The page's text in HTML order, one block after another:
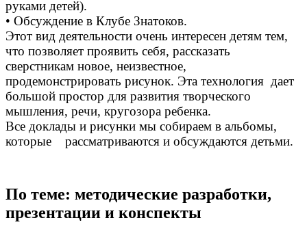
руками детей).
• Обсуждение в Клубе Знатоков.
Этот вид деятельности очень интересен детям тем,
что позволяет проявить себя, рассказать
сверстникам новое, неизвестное,
продемонстрировать рисунок. Эта технология дает
большой простор для развития творческого
мышления, речи, кругозора ребенка.
Все доклады и рисунки мы собираем в альбомы,
которые рассматриваются и обсуждаются детьми.
По теме: методические разработки,
презентации и конспекты